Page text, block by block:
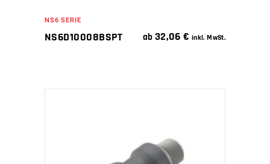
NS6 SERIE
NS6D10008BSPT ab 32,06€ inkl. MwSt.